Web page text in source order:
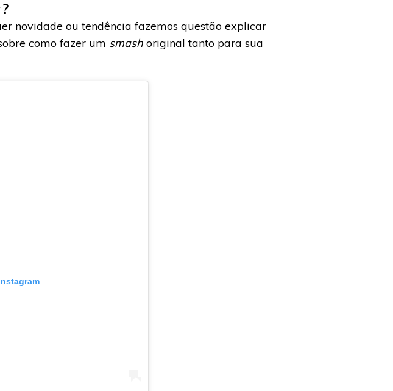
?
novidade ou tendência fazemos questão explicar
como fazer um smash original tanto para sua